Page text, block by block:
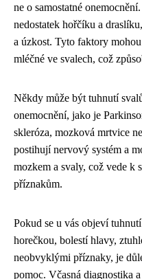
ne o samostatné
nedostatek hořčíku a
a úzkost. Tyto faktory
mléčné ve svalech, což
Někdy může být tuhnutí
onemocnění, jako je
skleróza, mozková mrtvice
postihují nervový systém a
mozkem a svaly, což vede k
příznakům.
Pokud se u vás objeví
horečkou, bolestí hlavy,
neobvyklými příznaky, je
pomoc. Včasná diagnostika